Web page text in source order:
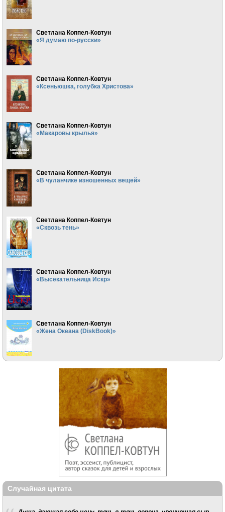
Светлана Коппел-Ковтун
«Я думаю по-русски»
Светлана Коппел-Ковтун
«Ксеньюшка, голубка Христова»
Светлана Коппел-Ковтун
«Макаровы крылья»
Светлана Коппел-Ковтун
«В чуланчике изношенных вещей»
Светлана Коппел-Ковтун
«Сквозь тень»
Светлана Коппел-Ковтун
«Высекательница Искр»
Светлана Коппел-Ковтун
«Жена Океана (DiskBook)»
Случайная цитата